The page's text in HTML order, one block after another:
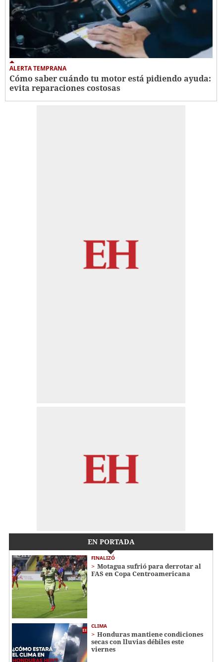
ALERTA TEMPRANA
Cómo saber cuándo tu motor está pidiendo ayuda:
evita reparaciones costosas
EN PORTADA
FINALIZÓ
Motagua sufrió para derrotar al
FAS en Copa Centroamericana
CLIMA
Honduras mantiene condiciones
secas con lluvias débiles este
viernes